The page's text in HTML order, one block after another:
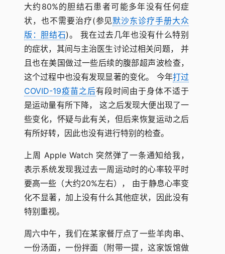
大约80%的胆结石患者可能多年没有任何症
状，也不需要治疗(参见默沙东诊疗手册大众
版：胆结石)。 我在过去几年也没有什么特别
的症状，其间与主治医生讨论过相关问题， 并
且也在美国做过一些后续的腹部超声波检查，
这个过程中也没有发现显著的变化。 今年打过
COVID-19疫苗之后有段时间由于身体不适于
是运动量有所下降， 这之后发现大便出现了一
些变化，怀疑与此有关，但后来恢复运动之后
有所好转，因此也没有进行特别的检查。
上周 Apple Watch 突然弹了一条通知给我，
表示系统发现我过去一周运动时的心率较平时
要高一些（大约20%左右）， 由于静息心率变
化不显著，加上没有什么其他症状，因此没有
特别重视。
周六中午，我们在某家餐厅点了一些羊肉串、
一份汤面，一份拌面（附带一提，这家饭馆做